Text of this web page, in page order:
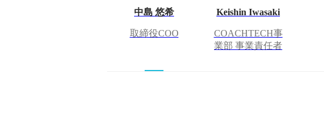
中島 悠希
取締役COO
Keishin Iwasaki
COACHTECH事
業部 事業責任者